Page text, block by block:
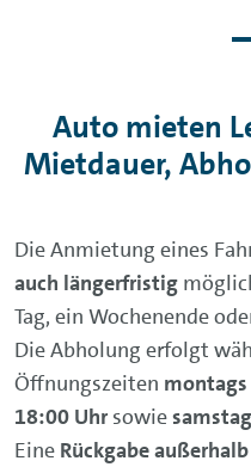
Auto mieten
Mietdauer,
Die Anmietung eines
auch längerfristig
Tag, ein Wochenende
Die Abholung erfolgt
Öffnungszeiten
18:00 Uhr sowie
Eine Rückgabe